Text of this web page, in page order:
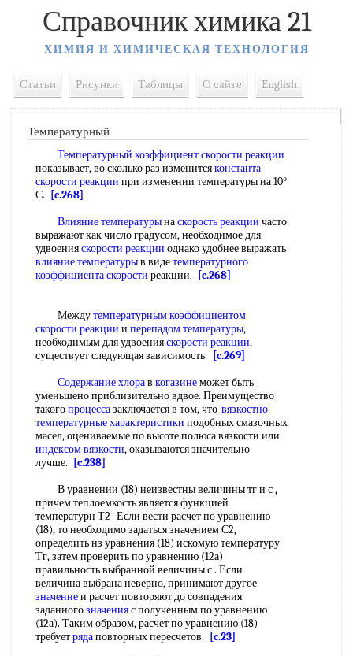
Справочник химика 21
ХИМИЯ И ХИМИЧЕСКАЯ ТЕХНОЛОГИЯ
Статьи Рисунки Таблицы О сайте English
Температурный
Температурный коэффициент скорости реакции
показывает, во сколько раз изменитсяконстанта
скорости реакции при изменении температуры иа 10°
С.
[c.268]
Влияние температурынаскорость реакции часто
выражают как число градусом, необходимое для
удвоенияскорости реакции однако удобнее выражать
влияние температурыв видетемпературного
коэффициента скорости реакции. [c.268]
Междутемпературным коэффициентом
скорости реакции и перепадом температуры,
необходимым для удвоенияскорости реакции,
существует следующая зависимость
[c.269]
Содержание хлорав когазинеможет быть
уменьшено приблизительно вдвое. Преимущество
такогопроцессазаключается в том, что-вязкостно-
температурные характеристики подобных смазочных
масел, оцениваемые по высоте полюса вязкости или
индексом вязкости, оказываются значительно
лучше.
[c.238]
В уравнении (18) неизвестны величины тг и с ,
причем теплоемкость является функцией
температурн Т2- Если вести расчет по уравнению
(18), то необходимо задаться значением С2,
определить нз уравнения (18) искомую температуру
Тг, затем проверить по уравнению (12а)
правильность выбранной величины с . Если
величина выбрана неверно, принимают другое
значеннеи расчет повторяют до совпадения
заданногозначенияс полученным по уравнению
(12а). Таким образом, расчет по уравнению (18)
требуетрядаповторных пересчетов.
[c.23]